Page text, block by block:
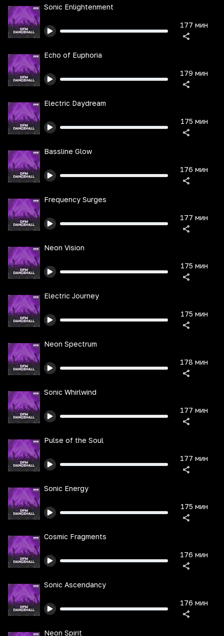
Sonic Enlightenment
177 мин
Echo of Euphoria
179 мин
Electric Daydream
175 мин
Bassline Glow
176 мин
Frequency Surges
177 мин
Neon Vision
175 мин
Electric Journey
175 мин
Neon Spectrum
178 мин
Sonic Whirlwind
177 мин
Pulse of the Soul
177 мин
Sonic Energy
175 мин
Cosmic Fragments
176 мин
Sonic Ascendancy
176 мин
Neon Spirit